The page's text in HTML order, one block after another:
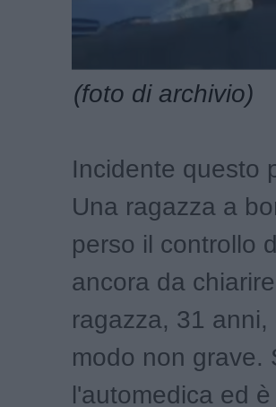
(foto di archivio)
Incidente questo
Una ragazza a
perso il controllo
ancora da
ragazza, 31
modo non grave.
l'automedica ed